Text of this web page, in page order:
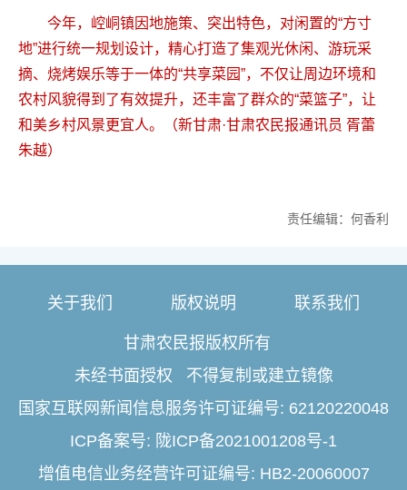
今年，崆峒镇因地施策、突出特色，对闲置的“方寸
地”进行统一规划设计，精心打造了集观光休闲、游玩采
摘、烧烤娱乐等于一体的“共享菜园”，不仅让周边环境和
农村风貌得到了有效提升，还丰富了群众的“菜篮子”，让
和美乡村风景更宜人。（新甘肃·甘肃农民报通讯员 胥蕾
朱越）
责任编辑：何香利
关于我们 版权说明 联系我们
甘肃农民报版权所有
未经书面授权 不得复制或建立镜像
国家互联网新闻信息服务许可证编号: 62120220048
ICP备案号: 陇ICP备2021001208号-1
增值电信业务经营许可证编号: HB2-20060007